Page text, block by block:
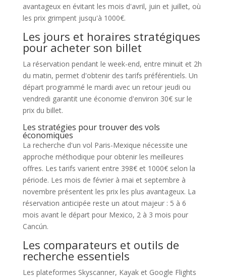
avantageux en évitant les mois d'avril, juin et juillet, où
les prix grimpent jusqu'à 1000€.
Les jours et horaires stratégiques
pour acheter son billet
La réservation pendant le week-end, entre minuit et 2h
du matin, permet d'obtenir des tarifs préférentiels. Un
départ programmé le mardi avec un retour jeudi ou
vendredi garantit une économie d'environ 30€ sur le
prix du billet.
Les stratégies pour trouver des vols
économiques
La recherche d'un vol Paris-Mexique nécessite une
approche méthodique pour obtenir les meilleures
offres. Les tarifs varient entre 398€ et 1000€ selon la
période. Les mois de février à mai et septembre à
novembre présentent les prix les plus avantageux. La
réservation anticipée reste un atout majeur : 5 à 6
mois avant le départ pour Mexico, 2 à 3 mois pour
Cancún.
Les comparateurs et outils de
recherche essentiels
Les plateformes Skyscanner, Kayak et Google Flights